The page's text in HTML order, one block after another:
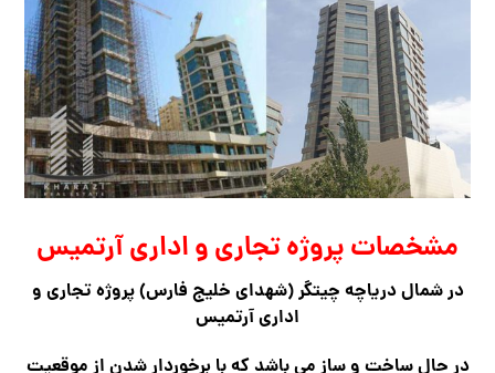
مشخصات پروژه تجاری و اداری آرتمیس
در شمال دریاچه چیتگر (شهدای خلیج فارس) پروژه تجاری و
اداری آرتمیس
در حال ساخت و ساز می باشد که با برخوردار شدن از موقعیت